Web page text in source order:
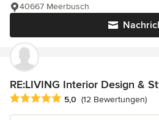
40667 Meerbusch
RE:LIVING Interior Design &
Durchschnittliche Bewertung: 5
5,0 (12 Bewertungen)